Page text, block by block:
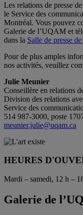
Les relations de presse
le Service des
Montréal. Vous pouvez
Galerie de l’UQAM et
dans la Salle de presse
Pour de plus amples
nos activités, veuillez
Julie Meunier
Conseillère en relations
Division des relations
Service des
514 987-3000, poste
meunier.julie@uqam.ca
HEURES
Mardi – samedi, 12 h –
Galerie de